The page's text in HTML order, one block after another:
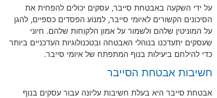
על ידי השקעה באבטחת סייבר, עסקים יכולים להפחית את
הסיכונים הקשורים לאיומי סייבר, למנוע הפסדים כספיים, להגן
על המוניטין שלהם ולשמור על אמון הלקוחות שלהם. חיוני
שעסקים יתעדכנו בנוהלי האבטחה ובטכנולוגיות העדכניים ביותר
כדי להילחם ביעילות בנוף המתפתח של איומי סייבר.
חשיבות אבטחת הסייבר
אבטחת סייבר היא בעלת חשיבות עליונה עבור עסקים בנוף